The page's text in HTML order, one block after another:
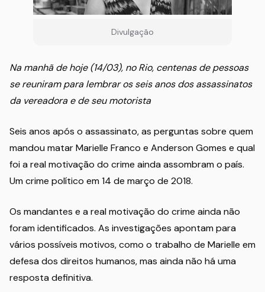
Divulgação
Na manhã de hoje (14/03), no Rio, centenas de pessoas
se reuniram para lembrar os seis anos dos assassinatos
da vereadora e de seu motorista
Seis anos após o assassinato, as perguntas sobre quem
mandou matar Marielle Franco e Anderson Gomes e qual
foi a real motivação do crime ainda assombram o país.
Um crime político em 14 de março de 2018.
Os mandantes e a real motivação do crime ainda não
foram identificados. As investigações apontam para
vários possíveis motivos, como o trabalho de Marielle em
defesa dos direitos humanos, mas ainda não há uma
resposta definitiva.